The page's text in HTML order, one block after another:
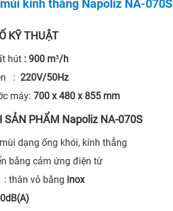
kính thẳng Napoliz NA-070S
KỸ THUẬT
hút : 900 m³/h
: 220V/50Hz
máy:700 x 480 x 855 mm
SẢN PHẨM Napoliz NA-070S
dạng ống khói, kính thẳng
bằng cảm ứng điện từ
: thân vỏ bằng inox